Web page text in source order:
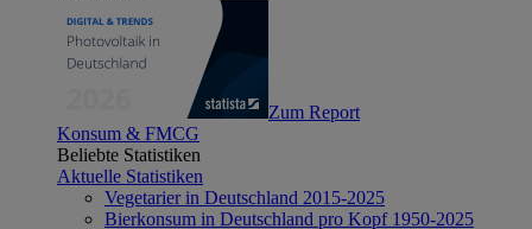
Zum Report
Konsum & FMCG
Beliebte Statistiken
Aktuelle Statistiken
Vegetarier in Deutschland 2015-2025
Bierkonsum in Deutschland pro Kopf 1950-2025